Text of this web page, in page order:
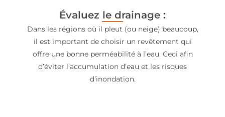
Évaluez le drainage :
Dans les régions où il pleut (ou neige) beaucoup,
il est important de choisir un revêtement qui
offre une bonne perméabilité à l’eau. Ceci afin
d’éviter l’accumulation d’eau et les risques
d’inondation.